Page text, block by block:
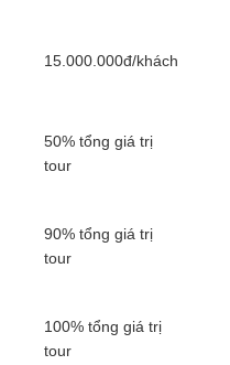
15.000.000đ/khách
50% tổng giá trị
tour
90% tổng giá trị
tour
100% tổng giá trị
tour